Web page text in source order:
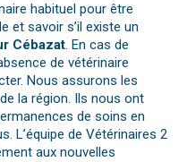
habituel pour être
et savoir s’il existe un
Cébazat. En cas de
de vétérinaire
Nous assurons les
la région. Ils nous ont
de soins en
L’équipe de Vétérinaires 2
aux nouvelles